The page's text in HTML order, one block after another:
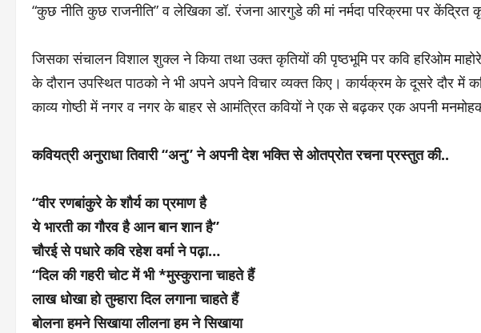
“कुछ नीति कुछ राजनीति” व लेखिका डॉ. रंजना आरगुडे की मां नर्मदा परिक्रमा पर केंद्रित
जिसका संचालन विशाल शुक्ल ने किया तथा उक्त कृतियों की पृष्ठभूमि पर कवि हरिओम
के दौरान उपस्थित पाठको ने भी अपने अपने विचार व्यक्त किए। कार्यक्रम के दूसरे दौर में
काव्य गोष्ठी में नगर व नगर के बाहर से आमंत्रित कवियों ने एक से बढ़कर एक अपनी
कवियत्री अनुराधा तिवारी “अनु” ने अपनी देश भक्ति से ओतप्रोत रचना प्रस्तुत की..
“वीर रणबांकुरे के शौर्य का प्रमाण है
ये भारती का गौरव है आन बान शान है”
चौरई से पधारे कवि रहेश वर्मा ने पढ़ा…
“दिल की गहरी चोट में भी *मुस्कुराना चाहते हैं
लाख धोखा हो तुम्हारा दिल लगाना चाहते हैं
बोलना हमने सिखाया लीलना हम ने सिखाया